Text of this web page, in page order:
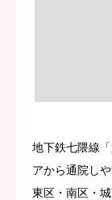
地下鉄七隈線
アから通院し
東区・南区・